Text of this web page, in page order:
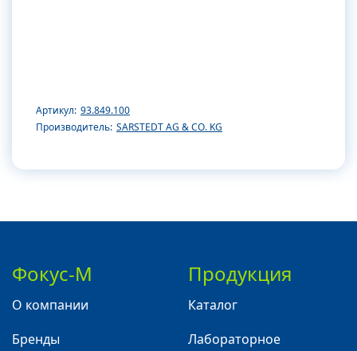
Артикул: 93.849.100
Производитель: SARSTEDT AG & CO. KG
Фокус-М
О компании
Бренды
Продукция
Каталог
Лабораторное